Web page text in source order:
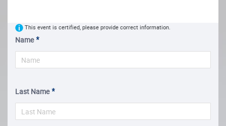
This event is certified, please provide correct information.
Name
Last Name